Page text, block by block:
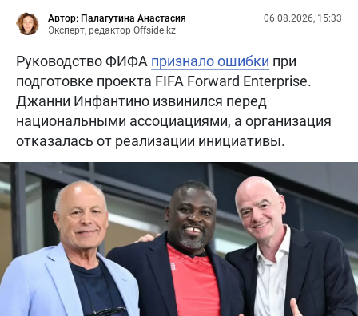
Автор: Палагутина Анастасия
Эксперт, редактор Offside.kz
06.08.2026, 15:33
Руководство ФИФА признало ошибки при
подготовке проекта FIFA Forward Enterprise.
Джанни Инфантино извинился перед
национальными ассоциациями, а организация
отказалась от реализации инициативы.